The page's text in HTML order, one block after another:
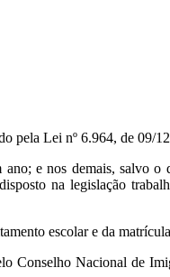
pela Lei nº 6.964, de 09/
e nos demais, salvo o
na legislação
escolar e da
Conselho Nacional de